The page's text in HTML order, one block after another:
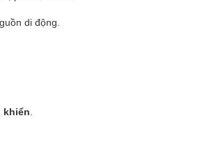
di động.
khiển